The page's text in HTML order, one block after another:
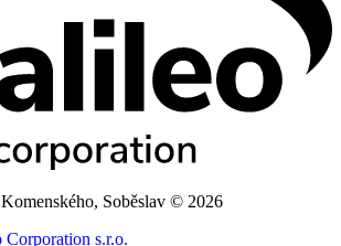
Soběslav © 2026
Corporation s.r.o.